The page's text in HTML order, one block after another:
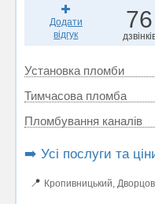
Додати
відгук
76
Установка пломби
Тимчасова пломба
Пломбування каналів
➡️ Усі послуги та
📍 Кропивницький,